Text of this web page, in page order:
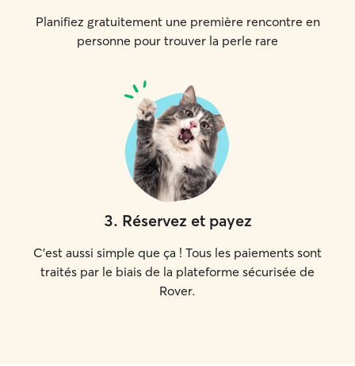
Planifiez gratuitement une première rencontre en
personne pour trouver la perle rare
3. Réservez et payez
C'est aussi simple que ça ! Tous les paiements sont
traités par le biais de la plateforme sécurisée de
Rover.